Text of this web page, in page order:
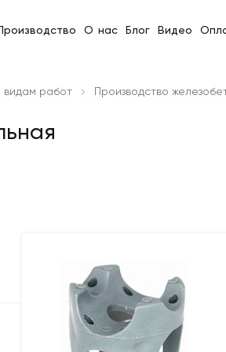
О нас Блог Видео
видам работ Производство